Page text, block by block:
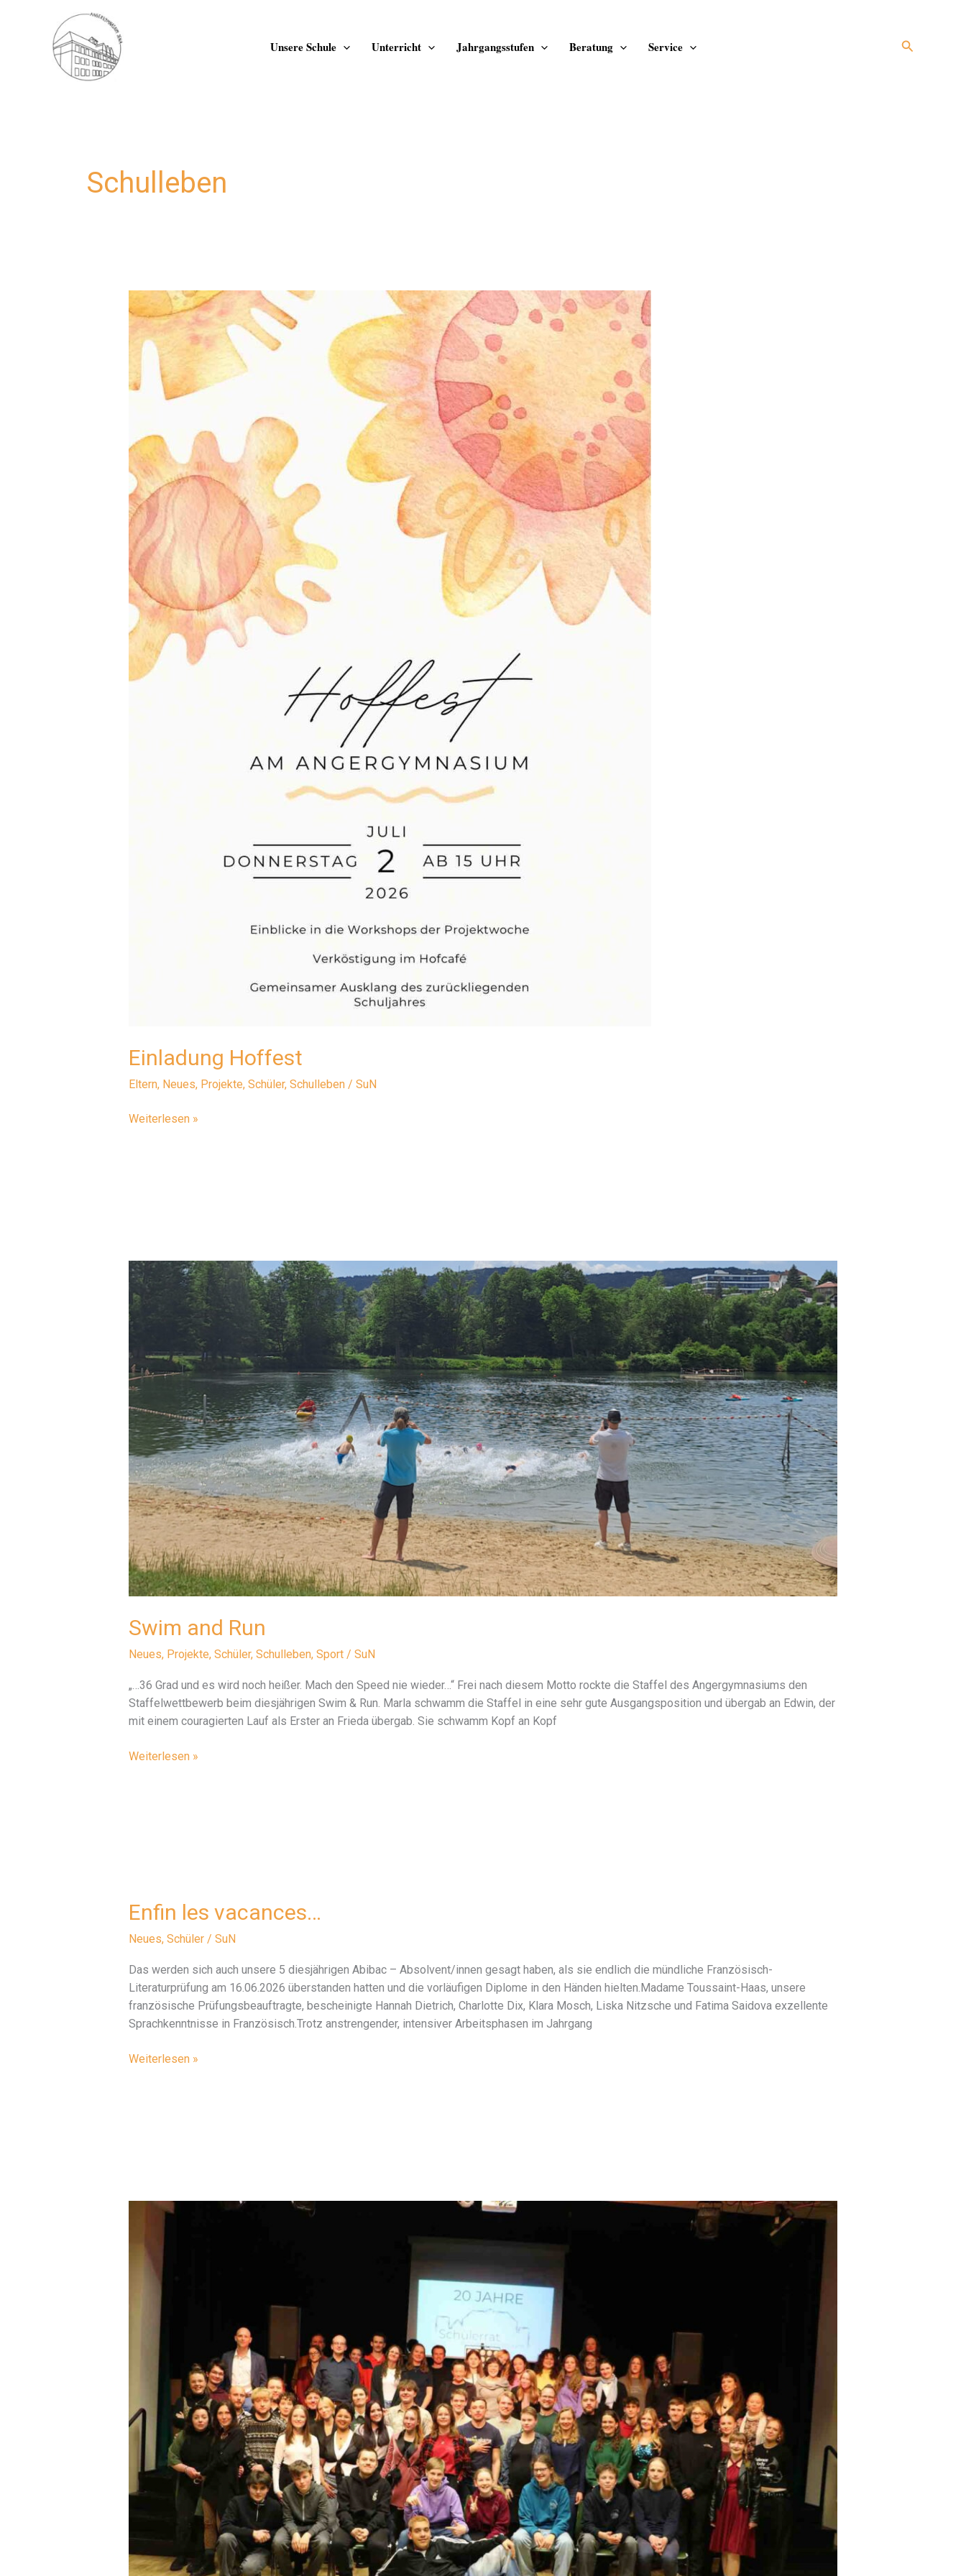
Unsere Schule Unterricht Jahrgangsstufen Beratung Service Suchen
Schulleben
Einladung Hoffest
Eltern, Neues, Projekte, Schüler, Schulleben/ SuN
Einladung
Weiterlesen »
Swim and Run
Neues, Projekte, Schüler, Schulleben, Sport/ SuN
„…36 Grad und es wird noch heißer. Mach den Speed nie wieder…“ Frei nach diesem Motto rockte die Staffel des Angergymnasiums den
Staffelwettbewerb beim diesjährigen Swim & Run. Marla schwamm die Staffel in eine sehr gute Ausgangsposition und übergab an Edwin, der
mit einem couragierten Lauf als Erster an Frieda übergab. Sie schwamm Kopf an Kopf
Swim
Weiterlesen »
Enfin les vacances…
Neues, Schüler/ SuN
Das werden sich auch unsere 5 diesjährigen Abibac – Absolvent/innen gesagt haben, als sie endlich die mündliche Französisch-
Literaturprüfung am 16.06.2026 überstanden hatten und die vorläufigen Diplome in den Händen hielten.Madame Toussaint-Haas, unsere
französische Prüfungsbeauftragte, bescheinigte Hannah Dietrich, Charlotte Dix, Klara Mosch, Liska Nitzsche und Fatima Saidova exzellente
Sprachkenntnisse in Französisch.Trotz anstrengender, intensiver Arbeitsphasen im Jahrgang
Enfin
Weiterlesen »